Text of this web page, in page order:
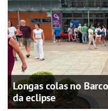
Longas colas no
da eclipse